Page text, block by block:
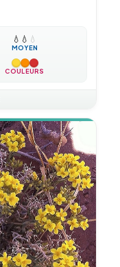
💧 💧 💧
MOYEN
COULEURS